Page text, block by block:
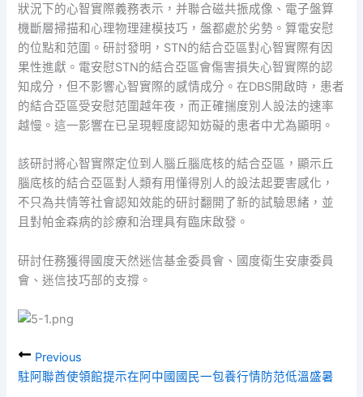
狀況下的心智實際義務表示，并聯合磁共振成像、電子盤算
機斷層掃描和心理物理建模技巧，盤都處於劣勢。算電安慰
的位點和范圍。研討發明，STN的結合亞區對心智實際有因
果性進獻。電安慰STN的結合亞區會傷害損失心智實際的認
知成分，但不影響心智實際的感情成分。在DBS開啟時，患者
的結合亞區受安慰范圍越年夜，而正確揣度別人設法的速率
越慢。這一影響在已呈現輕度認知妨礙的患者中尤為顯明。
該研討將心智實際定位到人腦丘腦底核的結合亞區，顯示丘
腦底核的結合亞區對人類有用懂得別人的設法起要害感化，
不只為共情等社會認知效能的研討翻開了新的試驗思緒，並
且對帕金森病的診療和治理具有臨床啟發。
研討任務獲得國度天然迷信基金委員會、國度衛生安康委員
會、迷信技巧部的支撐。
Previous
駐阿聯酋使領館提示在阿中國國民一包養行情防范低溫盛暑